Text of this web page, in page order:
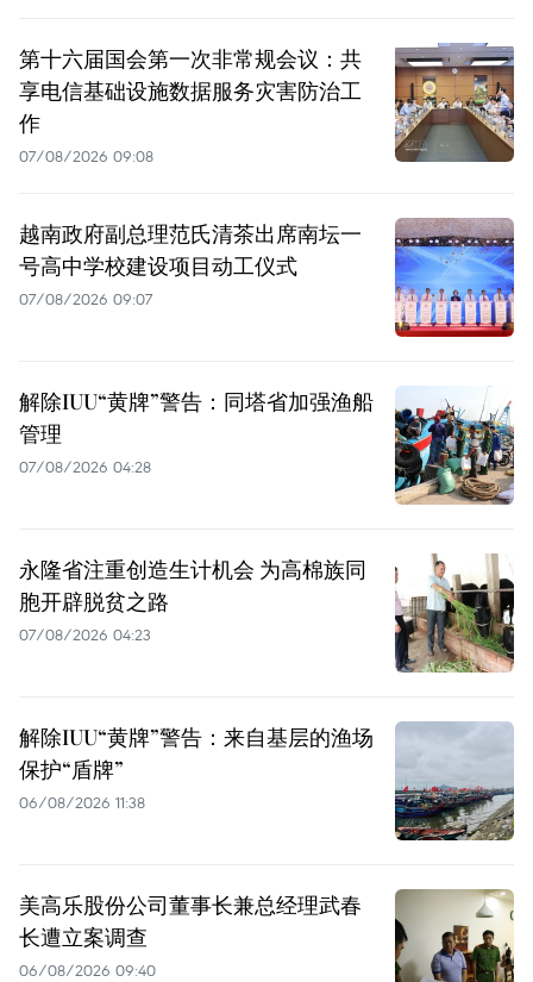
第十六届国会第一次非常规会议：共
享电信基础设施数据服务灾害防治工
作
07/08/2026 09:08
越南政府副总理范氏清茶出席南坛一
号高中学校建设项目动工仪式
07/08/2026 09:07
解除IUU“黄牌”警告：同塔省加强渔船
管理
07/08/2026 04:28
永隆省注重创造生计机会 为高棉族同
胞开辟脱贫之路
07/08/2026 04:23
解除IUU“黄牌”警告：来自基层的渔场
保护“盾牌”
06/08/2026 11:38
美高乐股份公司董事长兼总经理武春
长遭立案调查
06/08/2026 09:40